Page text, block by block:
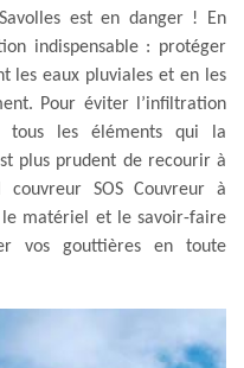
est en danger ! En
indispensable : protéger
les eaux pluviales et en les
Pour éviter l’infiltration
tous les éléments qui la
plus prudent de recourir à
couvreur SOS Couvreur à
le matériel et le savoir-faire
vos gouttières en toute